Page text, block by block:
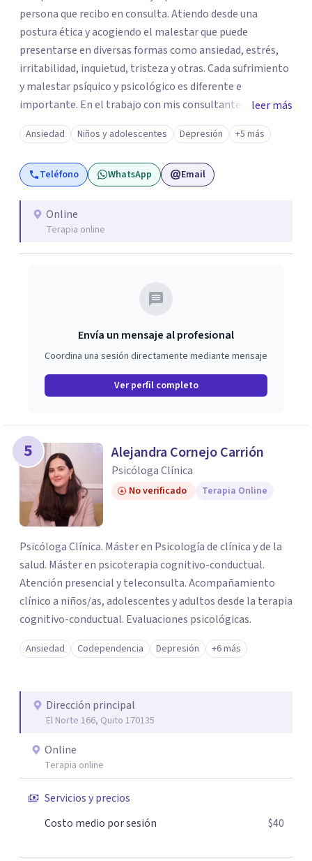
persona que recibo en consulta. Atiendo desde una
postura ética y acogiendo el malestar que puede
presentarse en diversas formas como ansiedad, estrés,
irritabilidad, inquietud, tristeza y otras. Cada sufrimiento
y malestar psíquico y psicológico es diferente e
importante. En el trabajo con mis consultantes apunto a
trabajar a través de la palabra para dar paso a lo nuevo.
En Superar me desempeño en el área de psicoterapia
emocional en la atención a niños/as, adolescentes y
adultos. Este trabajo incluye sesiones con padres y visitas
leer más
Ansiedad Niños y adolescentes Depresión +5 más
Teléfono WhatsApp Email
Online
Terapia online
Envía un mensaje al profesional
Coordina una sesión directamente mediante mensaje
Ver perfil completo
5 Alejandra Cornejo Carrión
Psicóloga Clínica
No verificado Terapia Online
Psicóloga Clínica. Máster en Psicología de clínica y de la
salud. Máster en psicoterapia cognitivo-conductual.
Atención presencial y teleconsulta. Acompañamiento
clínico a niños/as, adolescentes y adultos desde la terapia
cognitivo-conductual. Evaluaciones psicológicas.
Ansiedad Codependencia Depresión +6 más
Dirección principal
El Norte 166, Quito 170135
Online
Terapia online
Servicios y precios
Costo medio por sesión
$40